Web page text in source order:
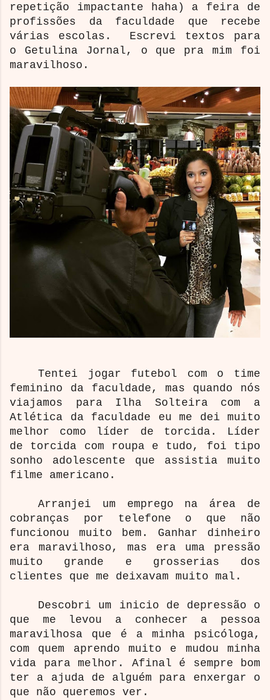
repetição impactante haha) a feira de
profissões da faculdade que recebe
várias escolas. Escrevi textos para
o Getulina Jornal, o que pra mim foi
maravilhoso.
Tentei jogar futebol com o time
feminino da faculdade, mas quando nós
viajamos para Ilha Solteira com a
Atlética da faculdade eu me dei muito
melhor como líder de torcida. Líder
de torcida com roupa e tudo, foi tipo
sonho adolescente que assistia muito
filme americano.
Arranjei um emprego na área de
cobranças por telefone o que não
funcionou muito bem. Ganhar dinheiro
era maravilhoso, mas era uma pressão
muito grande e grosserias dos
clientes que me deixavam muito mal.
Descobri um inicio de depressão o
que me levou a conhecer a pessoa
maravilhosa que é a minha psicóloga,
com quem aprendo muito e mudou minha
vida para melhor. Afinal é sempre bom
ter a ajuda de alguém para enxergar o
que não queremos ver.